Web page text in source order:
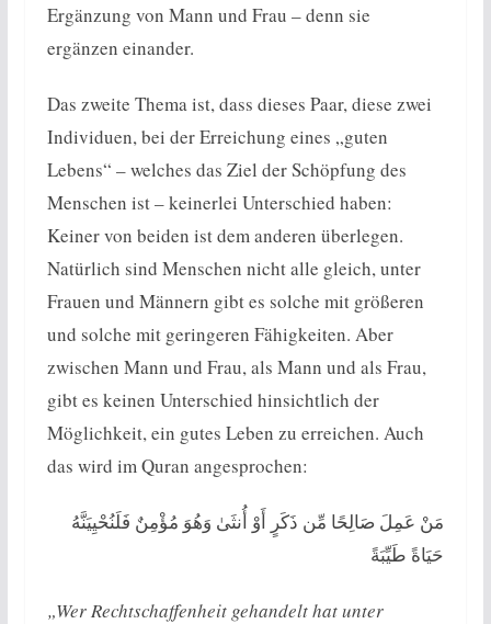
Ergänzung von Mann und Frau – denn sie
ergänzen einander.
Das zweite Thema ist, dass dieses Paar, diese zwei
Individuen, bei der Erreichung eines „guten
Lebens“ – welches das Ziel der Schöpfung des
Menschen ist – keinerlei Unterschied haben:
Keiner von beiden ist dem anderen überlegen.
Natürlich sind Menschen nicht alle gleich, unter
Frauen und Männern gibt es solche mit größeren
und solche mit geringeren Fähigkeiten. Aber
zwischen Mann und Frau, als Mann und als Frau,
gibt es keinen Unterschied hinsichtlich der
Möglichkeit, ein gutes Leben zu erreichen. Auch
das wird im Quran angesprochen:
مَنْ عَمِلَ صَالِحًا مِّن ذَكَرٍ أَوْ أُنثَىٰ وَهُوَ مُؤْمِنٌ فَلَنُحْيِيَنَّهُ
حَيَاةً طَيِّبَةً
„Wer Rechtschaffenheit gehandelt hat unter